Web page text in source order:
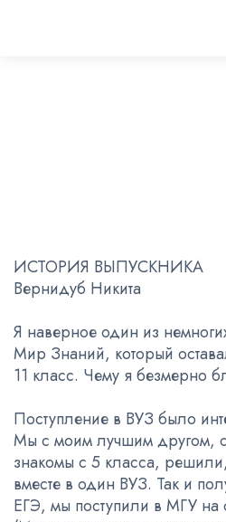
ИСТОРИЯ ВЫПУСКНИКА
Вернидуб Никита
Я наверное один из
Мир Знаний, который
11 класс. Чему я безмерно
Поступление в ВУЗ было
Мы с моим лучшим другом,
знакомы с 5 класса, решили,
вместе в один ВУЗ. Так и
ЕГЭ, мы поступили в МГУ